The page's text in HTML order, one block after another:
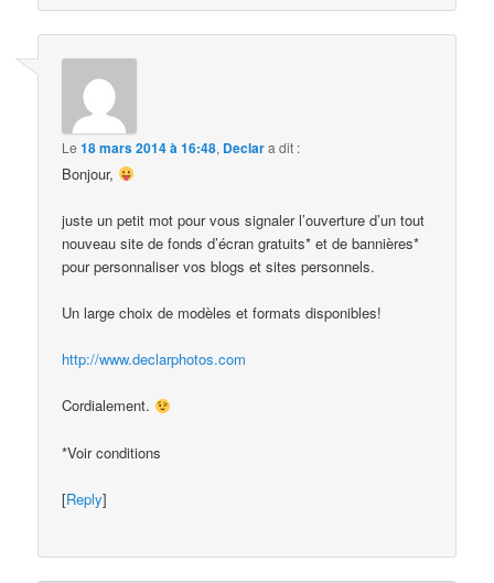
Le18 mars 2014 à 16:48, Declara dit :
Bonjour,
juste un petit mot pour vous signaler l’ouverture d’un tout
nouveau site de fonds d’écran gratuits* et de bannières*
pour personnaliser vos blogs et sites personnels.
Un large choix de modèles et formats disponibles!
http://www.declarphotos.com
Cordialement.
*Voir conditions
[Reply]